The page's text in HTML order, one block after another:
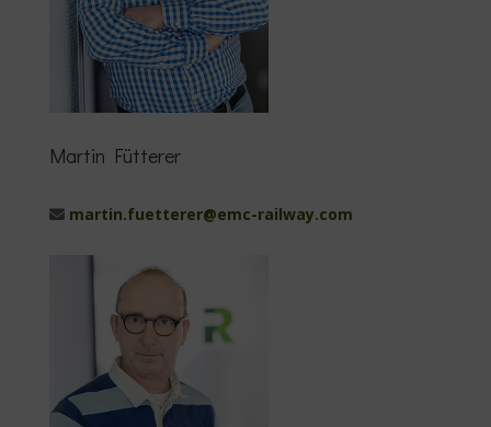
Martin Fütterer
martin.fuetterer@emc-railway.com